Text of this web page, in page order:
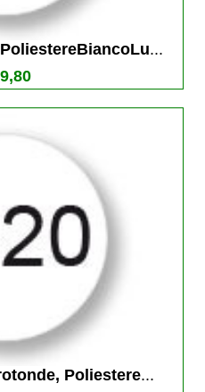
...
Poliestere...